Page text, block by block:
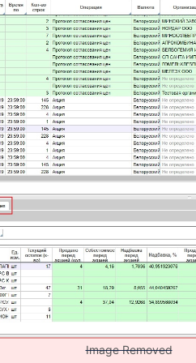
Image Removed